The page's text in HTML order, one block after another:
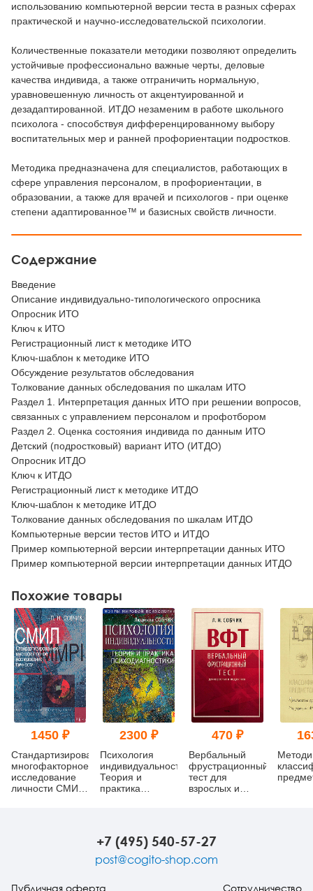
использованию компьютерной версии теста в разных сферах
практической и научно-исследовательской психологии.
Количественные показатели методики позволяют определить
устойчивые профессионально важные черты, деловые
качества индивида, а также отграничить нормальную,
уравновешенную личность от акцентуированной и
дезадаптированной. ИТДО незаменим в работе школьного
психолога - способствуя дифференцированному выбору
воспитательных мер и ранней профориентации подростков.
Методика предназначена для специалистов, работающих в
сфере управления персоналом, в профориентации, в
образовании, а также для врачей и психологов - при оценке
степени адаптированное™ и базисных свойств личности.
Содержание
Введение
Описание индивидуально-типологического опросника
Опросник ИТО
Ключ к ИТО
Регистрационный лист к методике ИТО
Ключ-шаблон к методике ИТО
Обсуждение результатов обследования
Толкование данных обследования по шкалам ИТО
Раздел 1. Интерпретация данных ИТО при решении вопросов,
связанных с управлением персоналом и профотбором
Раздел 2. Оценка состояния индивида по данным ИТО
Детский (подростковый) вариант ИТО (ИТДО)
Опросник ИТДО
Ключ к ИТДО
Регистрационный лист к методике ИТДО
Ключ-шаблон к методике ИТДО
Толкование данных обследования по шкалам ИТДО
Компьютерные версии тестов ИТО и ИТДО
Пример компьютерной версии интерпретации данных ИТО
Пример компьютерной версии интерпретации данных ИТДО
Похожие товары
1450 ₽
Стандартизированное
многофакторное
исследование
личности СМИЛ
2300 ₽
Психология
индивидуальности.
Теория и
практика
470 ₽
Вербальный
фрустрационный
тест для
взрослых и
+7 (495) 540-57-27
post@cogito-shop.com
Публичная оферта Сотрудничество